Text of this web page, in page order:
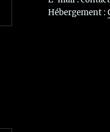
Hébergement :